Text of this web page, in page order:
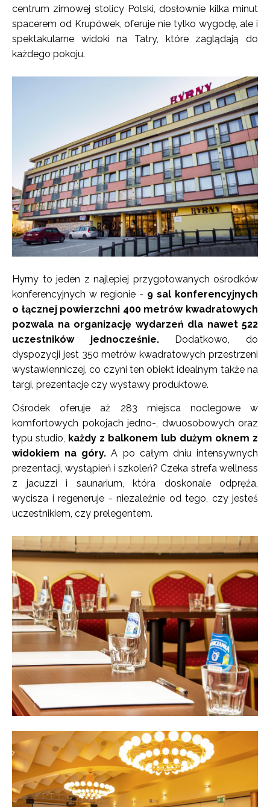
centrum zimowej stolicy Polski, dosłownie kilka minut
spacerem od Krupówek, oferuje nie tylko wygodę, ale i
spektakularne widoki na Tatry, które zaglądają do
każdego pokoju.
Hyrny to jeden z najlepiej przygotowanych ośrodków
konferencyjnych w regionie - 9 sal konferencyjnych
o łącznej powierzchni 400 metrów kwadratowych
pozwala na organizację wydarzeń dla nawet 522
uczestników jednocześnie.Dodatkowo, do
dyspozycji jest 350 metrów kwadratowych przestrzeni
wystawienniczej, co czyni ten obiekt idealnym także na
targi, prezentacje czy wystawy produktowe.
Ośrodek oferuje aż 283 miejsca noclegowe w
komfortowych pokojach jedno-, dwuosobowych oraz
typu studio, każdy z balkonem lub dużym oknem z
widokiem na góry. A po całym dniu intensywnych
prezentacji, wystąpień i szkoleń? Czeka strefa wellness
z jacuzzi i saunarium, która doskonale odpręża,
wycisza i regeneruje - niezależnie od tego, czy jesteś
uczestnikiem, czy prelegentem.